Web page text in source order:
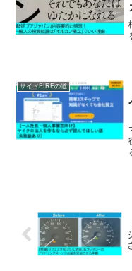
サイドFIREの道